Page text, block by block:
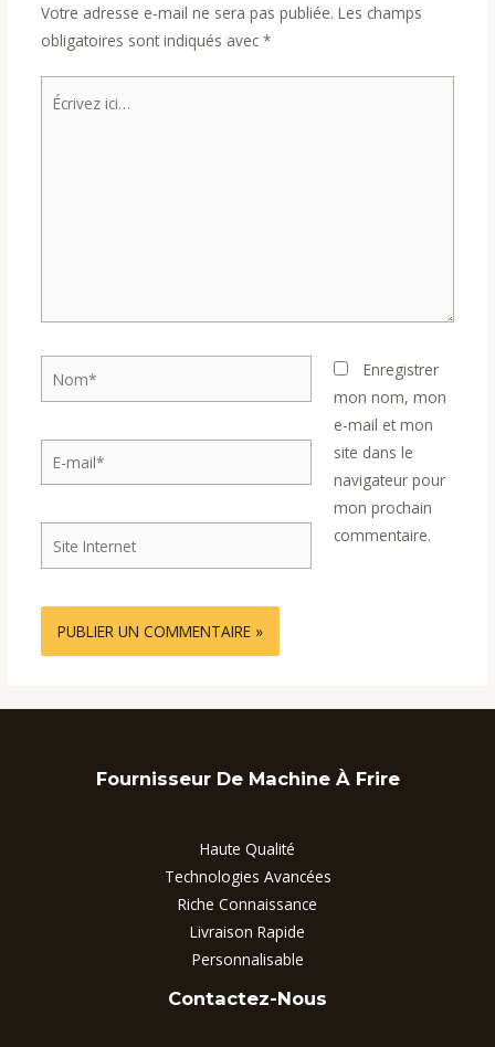
Votre adresse e-mail ne sera pas publiée. Les champs
obligatoires sont indiqués avec *
Écrivez
mail*
Internet
Enregistrer
mon nom, mon
e-mail et mon
site dans le
navigateur pour
mon prochain
commentaire.
Fournisseur De Machine À Frire
Haute Qualité
Technologies Avancées
Riche Connaissance
Livraison Rapide
Personnalisable
Contactez-Nous